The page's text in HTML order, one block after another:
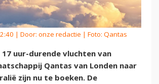
| Door: onze redactie | Foto: Qantas
17 uur-durende vluchten van
Qantas van Londen naar
zijn nu te boeken. De